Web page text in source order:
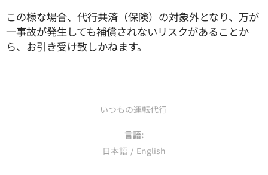
この様な場合、代行共済（保険）の対象外となり、万が
一事故が発生しても補償されないリスクがあることか
ら、お引き受け致しかねます。
いつもの運転代行
言語
日本語
English